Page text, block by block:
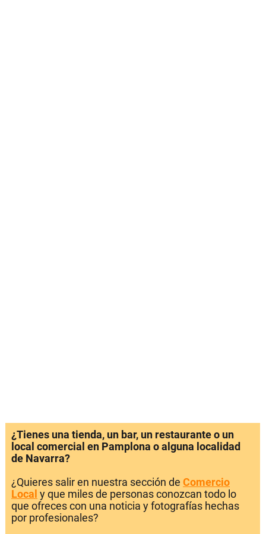
¿Tienes una tienda, un bar, un restaurante o un
local comercial en Pamplona o alguna localidad
de Navarra?
¿Quieres salir en nuestra sección de Comercio
Local y que miles de personas conozcan todo lo
que ofreces con una noticia y fotografías hechas
por profesionales?